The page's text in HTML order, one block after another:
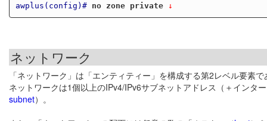
awplus(config)# no zone private ↓
ネットワーク
「ネットワーク」は「エンティティー」を構成する第2レベル要素で
ネットワークは1個以上のIPv4/IPv6サブネットアドレス（＋インタ
subnet）。